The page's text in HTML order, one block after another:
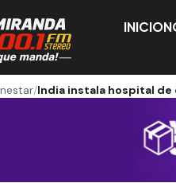
INICIO
/India instala hospital de